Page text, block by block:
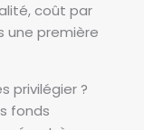
coût par
une première
privilégier ?
fonds